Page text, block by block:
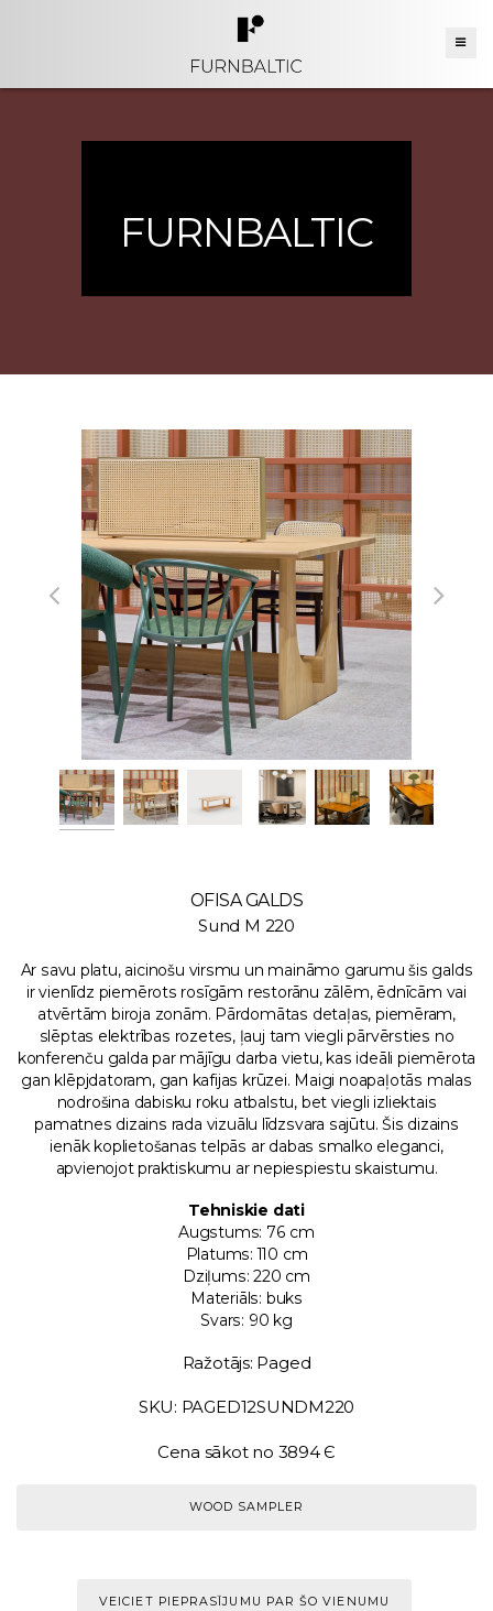
FURNBALTIC
OFISA GALDS
Sund M 220
Ar savu platu, aicinošu virsmu un maināmo garumu šis galds
ir vienlīdz piemērots rosīgām restorānu zālēm, ēdnīcām vai
atvērtām biroja zonām. Pārdomātas detaļas, piemēram,
slēptas elektrības rozetes, ļauj tam viegli pārvērsties no
konferenču galda par mājīgu darba vietu, kas ideāli piemērota
gan klēpjdatoram, gan kafijas krūzei. Maigi noapaļotās malas
nodrošina dabisku roku atbalstu, bet viegli izliektais
pamatnes dizains rada vizuālu līdzsvara sajūtu. Šis dizains
ienāk koplietošanas telpās ar dabas smalko eleganci,
apvienojot praktiskumu ar nepiespiestu skaistumu.
Tehniskie dati
Augstums: 76 cm
Platums: 110 cm
Dziļums: 220 cm
Materiāls: buks
Svars: 90 kg
Ražotājs: Paged
SKU: PAGED12SUNDM220
Cena sākot no 3894 Є
WOOD SAMPLER
VEICIET PIEPRASĪJUMU PAR ŠO VIENUMU